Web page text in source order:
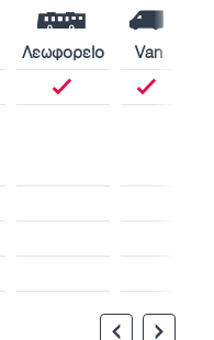
Λεωφορείο
Van